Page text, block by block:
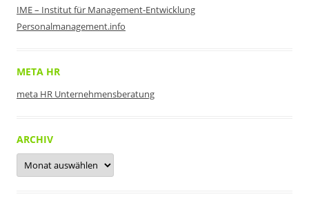
IME – Institut für Management-Entwicklung
Personalmanagement.info
META HR
meta HR Unternehmensberatung
ARCHIV
Archiv